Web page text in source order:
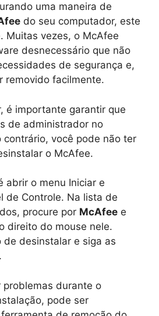
uma maneira de
do seu computador, este
Muitas vezes, o McAfee
desnecessário que não
de segurança e,
removido facilmente.
é importante garantir que
de administrador no
contrário, você pode não ter
o McAfee.
abrir o menu Iniciar e
de Controle. Na lista de
procure por McAfee e
direito do mouse nele.
de desinstalar e siga as
problemas durante o
pode ser